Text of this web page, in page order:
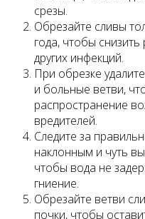
срезы.
Обрезайте сливы
года, чтобы
других инфекций.
При обрезке
и больные ветви,
распространение
вредителей.
Следите за
наклонным и чуть
чтобы вода не
гниение.
Обрезайте ветви
почки, чтобы